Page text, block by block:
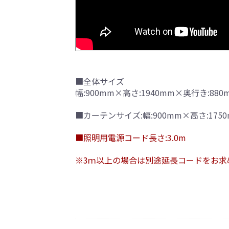
■全体サイズ
幅:900mm×高さ:1940mm×奥行き
■カーテンサイズ:幅:900mm×高さ
■照明用電源コード長さ:3.0m
※3ｍ以上の場合は別途延長コードをお求